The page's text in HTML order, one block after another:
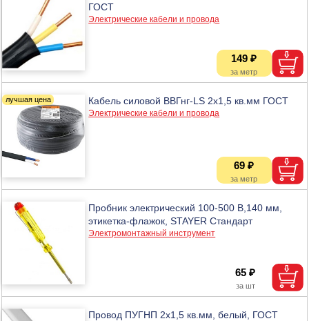
ГОСТ
Электрические кабели и провода
149 ₽
Кабель силовой ВВГнг-LS 2х1,5 кв.мм ГОСТ
Электрические кабели и провода
69 ₽
Пробник электрический 100-500 В,140 мм,
этикетка-флажок, STAYER Стандарт
Электромонтажный инструмент
65 ₽
Провод ПУГНП 2х1,5 кв.мм, белый, ГОСТ